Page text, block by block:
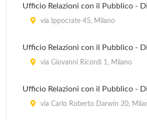
Ufficio Relazioni con il Pubblico -
via Ippocrate 45, Milano
Ufficio Relazioni con il Pubblico -
via Giovanni Ricordi 1, Milano
Ufficio Relazioni con il Pubblico -
via Carlo Roberto Darwin 20,